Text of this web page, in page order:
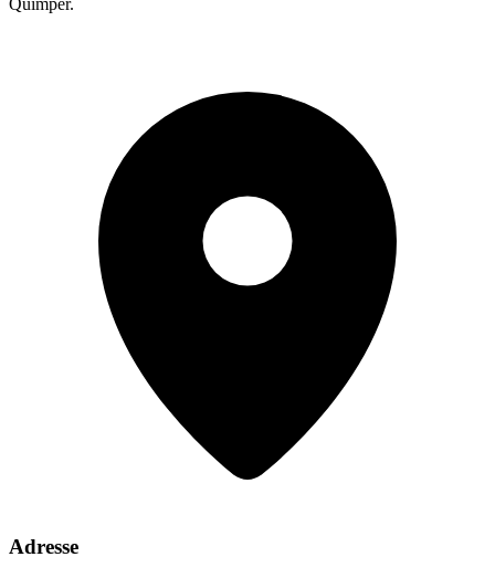
Adresse